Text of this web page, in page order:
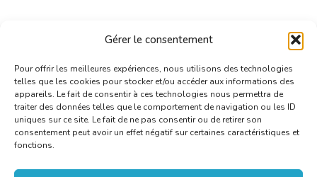
Gérer le consentement
Pour offrir les meilleures expériences, nous utilisons des technologies
telles que les cookies pour stocker et/ou accéder aux informations des
appareils. Le fait de consentir à ces technologies nous permettra de
traiter des données telles que le comportement de navigation ou les ID
uniques sur ce site. Le fait de ne pas consentir ou de retirer son
consentement peut avoir un effet négatif sur certaines caractéristiques et
fonctions.